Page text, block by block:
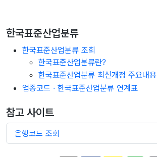
한국표준산업분류
한국표준산업분류 조회
한국표준산업분류란?
한국표준산업분류 최신개정 주요내용
업종코드 · 한국표준산업분류 연계표
참고 사이트
은행코드 조회